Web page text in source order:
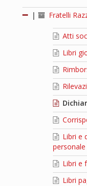
| Fratelli
Atti
Libri
Libri e
personale
Libri e
Libri